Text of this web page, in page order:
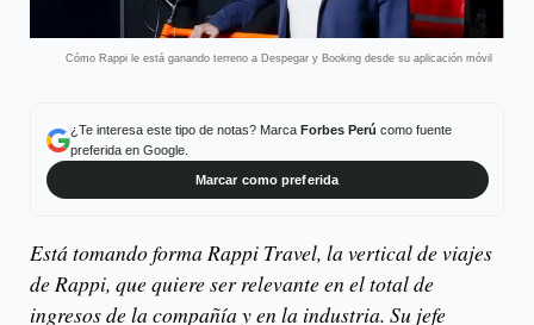
Cómo Rappi le está ganando terreno a Despegar y Booking desde su aplicación móvil
¿Te interesa este tipo de notas? Marca Forbes Perú como fuente
preferida en Google.
Marcar como preferida
Está tomando forma Rappi Travel, la vertical de viajes
de Rappi, que quiere ser relevante en el total de
ingresos de la compañía y en la industria. Su jefe